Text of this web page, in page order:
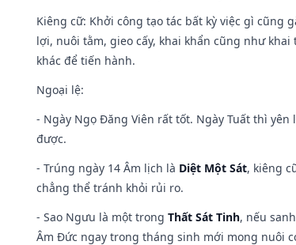
Kiêng cữ: Khởi công tạo tác bất kỳ việc gì cũng
lợi, nuôi tằm, gieo cấy, khai khẩn cũng như
khác để tiến hành.
Ngoại lệ:
- Ngày Ngọ Đăng Viên rất tốt. Ngày Tuất thì
được.
- Trúng ngày 14 Âm lịch là Diệt Một Sát, kiêng
chẳng thể tránh khỏi rủi ro.
- Sao Ngưu là một trong Thất Sát Tinh, nếu
Âm Đức ngay trong tháng sinh mới mong nuôi